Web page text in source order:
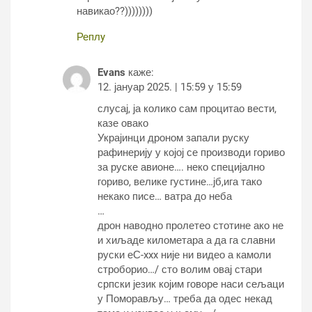
навикао??))))))))
Реплy
Evans каже:
12. јануар 2025. | 15:59 у 15:59
слусај, ја колико сам процитао вести,
казе овако
Украјинци дроном запали руску
рафинерију у којој се производи гориво
за руске авионе…. неко специјално
гориво, велике густине…јб,ига тако
некако писе… ватра до неба
…
дрон наводно пролетео стотине ако не
и хиљаде километара а да га славни
руски еС-xxx није ни видео а камоли
строборио…/ сто волим овај стари
српски језик којим говоре наси сељаци
у Поморављу… треба да одес некад